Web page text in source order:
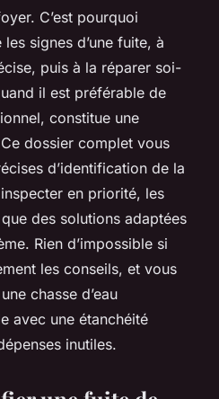
C’est pourquoi
signes d’une fuite, à
puis à la réparer soi-
il est préférable de
constitue une
dossier complet vous
d’identification de la
en priorité, les
des solutions adaptées
Rien d’impossible si
les conseils, et vous
chasse d’eau
avec une étanchéité
inutiles.